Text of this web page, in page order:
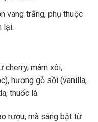
vang trắng, phụ thuộc
lại.
cherry, mâm xôi,
hương gỗ sồi (vanilla,
thuốc lá.
rượu, mà sáng bật từ